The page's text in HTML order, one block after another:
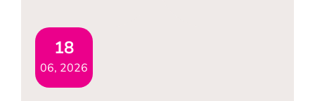
18
06, 2026